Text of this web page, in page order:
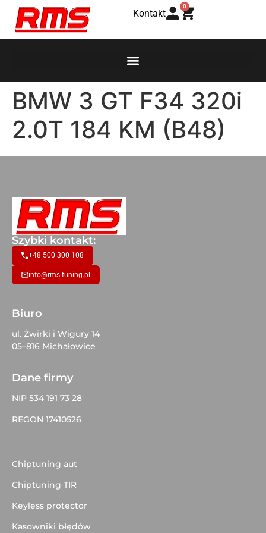
Kontakt
0
BMW 3 GT F34 320i
2.0T 184 KM (B48)
Szybki kontakt:
+48 500 300 108
info@rms-tuning.pl
Biuro
ul. Żwirki i Wigury 14
05–816 Michałowice
Dane firmy
NIP 534 191 73 28
REGON 17410526
Chiptuning aut
Chiptuning TIR
Keyless protector
Kasowniki błędów